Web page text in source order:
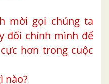
mời gọi chúng ta
đổi chính mình để
hơn trong cuộc
nào?